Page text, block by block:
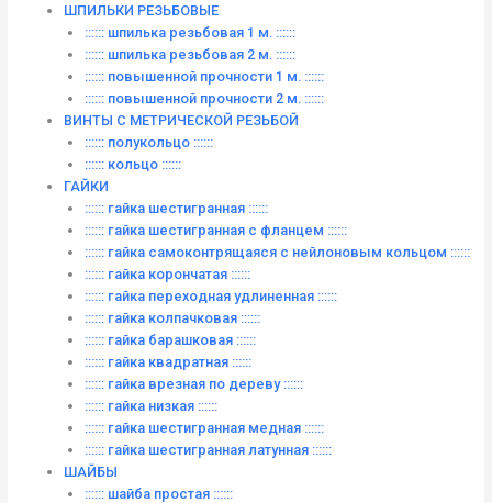
ШПИЛЬКИ РЕЗЬБОВЫЕ
:::::: шпилька резьбовая 1 м. ::::::
:::::: шпилька резьбовая 2 м. ::::::
:::::: повышенной прочности 1 м. ::::::
:::::: повышенной прочности 2 м. ::::::
ВИНТЫ C МЕТРИЧЕСКОЙ РЕЗЬБОЙ
:::::: полукольцо ::::::
:::::: кольцо ::::::
ГАЙКИ
:::::: гайка шестигранная ::::::
:::::: гайка шестигранная с фланцем ::::::
:::::: гайка самоконтрящаяся с нейлоновым кольцом ::::::
:::::: гайка корончатая ::::::
:::::: гайка переходная удлиненная ::::::
:::::: гайка колпачковая ::::::
:::::: гайка барашковая ::::::
:::::: гайка квадратная ::::::
:::::: гайка врезная по дереву ::::::
:::::: гайка низкая ::::::
:::::: гайка шестигранная медная ::::::
:::::: гайка шестигранная латунная ::::::
ШАЙБЫ
:::::: шайба простая ::::::